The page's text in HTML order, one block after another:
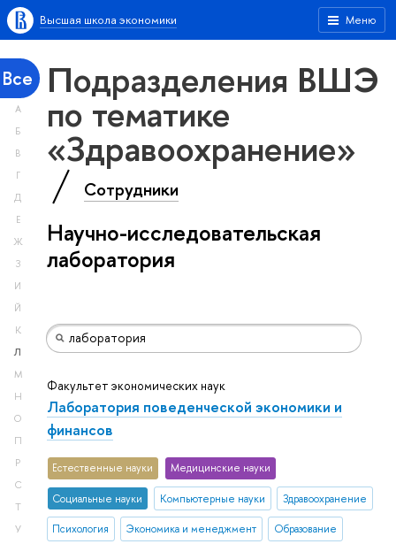
Меню
Высшая школа экономики
Все
А
Б
В
Г
Д
Е
Ж
З
И
Й
К
Л
М
Н
О
П
Р
С
Т
У
Подразделения ВШЭ
по тематике
«Здравоохранение»
Сотрудники
Научно-исследовательская
лаборатория
Факультет экономических наук
Лаборатория поведенческой экономики и
финансов
Естественные науки Медицинские науки
Социальные науки Компьютерные науки Здравоохранение
Психология Экономика и менеджмент Образование